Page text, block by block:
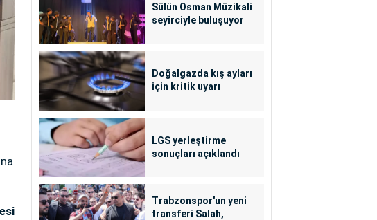
Sülün Osman Müzikali
seyirciyle buluşuyor
Doğalgazda kış ayları
için kritik uyarı
LGS yerleştirme
sonuçları açıklandı
Trabzonspor'un yeni
transferi Salah,